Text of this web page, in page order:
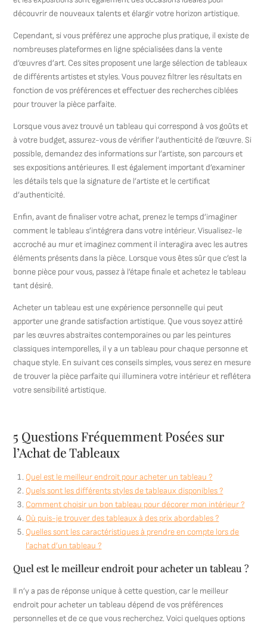
découvrir de nouveaux talents et élargir votre horizon artistique.
Cependant, si vous préférez une approche plus pratique, il existe de
nombreuses plateformes en ligne spécialisées dans la vente
d’œuvres d’art. Ces sites proposent une large sélection de tableaux
de différents artistes et styles. Vous pouvez filtrer les résultats en
fonction de vos préférences et effectuer des recherches ciblées
pour trouver la pièce parfaite.
Lorsque vous avez trouvé un tableau qui correspond à vos goûts et
à votre budget, assurez-vous de vérifier l’authenticité de l’œuvre. Si
possible, demandez des informations sur l’artiste, son parcours et
ses expositions antérieures. Il est également important d’examiner
les détails tels que la signature de l’artiste et le certificat
d’authenticité.
Enfin, avant de finaliser votre achat, prenez le temps d’imaginer
comment le tableau s’intégrera dans votre intérieur. Visualisez-le
accroché au mur et imaginez comment il interagira avec les autres
éléments présents dans la pièce. Lorsque vous êtes sûr que c’est la
bonne pièce pour vous, passez à l’étape finale et achetez le tableau
tant désiré.
Acheter un tableau est une expérience personnelle qui peut
apporter une grande satisfaction artistique. Que vous soyez attiré
par les œuvres abstraites contemporaines ou par les peintures
classiques intemporelles, il y a un tableau pour chaque personne et
chaque style. En suivant ces conseils simples, vous serez en mesure
de trouver la pièce parfaite qui illuminera votre intérieur et reflétera
votre sensibilité artistique.
5 Questions Fréquemment Posées sur
l’Achat de Tableaux
Quel est le meilleur endroit pour acheter un tableau ?
Quels sont les différents styles de tableaux disponibles ?
Comment choisir un bon tableau pour décorer mon intérieur ?
Où puis-je trouver des tableaux à des prix abordables ?
Quelles sont les caractéristiques à prendre en compte lors de
l’achat d’un tableau ?
Quel est le meilleur endroit pour acheter un tableau ?
Il n’y a pas de réponse unique à cette question, car le meilleur
endroit pour acheter un tableau dépend de vos préférences
personnelles et de ce que vous recherchez. Voici quelques options